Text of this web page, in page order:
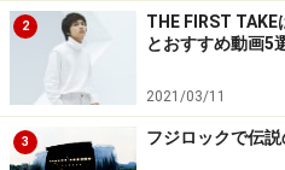
2
THE FIRST
とおすすめ動画5
2021/03/11
3 フジロックで伝